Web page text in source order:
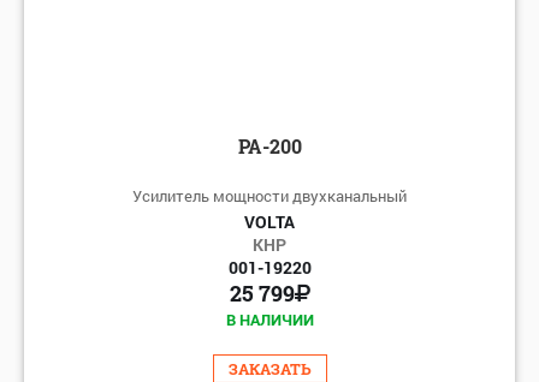
PA-200
Усилитель мощности двухканальный
VOLTA
КНР
001-19220
25 799
В НАЛИЧИИ
ЗАКАЗАТЬ